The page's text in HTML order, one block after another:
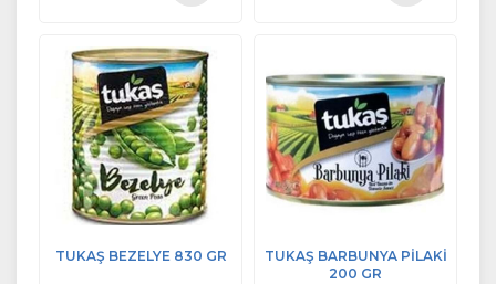
TUKAŞ BEZELYE 830 GR
TUKAŞ BARBUNYA PİLAKİ
200 GR